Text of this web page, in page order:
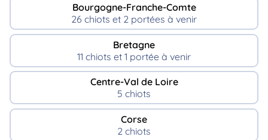
Bourgogne-Franche-Comte
26 chiots et 2 portées à venir
Bretagne
11 chiots et 1 portée à venir
Centre-Val de Loire
5 chiots
Corse
2 chiots